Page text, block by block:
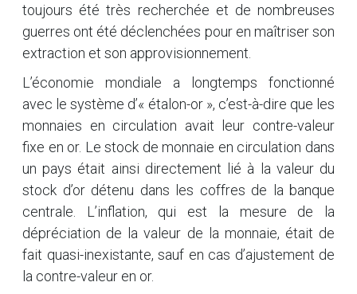
toujours été très recherchée et de nombreuses
guerres ont été déclenchées pour en maîtriser son
extraction et son approvisionnement.
L’économie mondiale a longtemps fonctionné
avec le système d’« étalon-or », c’est-à-dire que les
monnaies en circulation avait leur contre-valeur
fixe en or. Le stock de monnaie en circulation dans
un pays était ainsi directement lié à la valeur du
stock d’or détenu dans les coffres de la banque
centrale. L’inflation, qui est la mesure de la
dépréciation de la valeur de la monnaie, était de
fait quasi-inexistante, sauf en cas d’ajustement de
la contre-valeur en or.